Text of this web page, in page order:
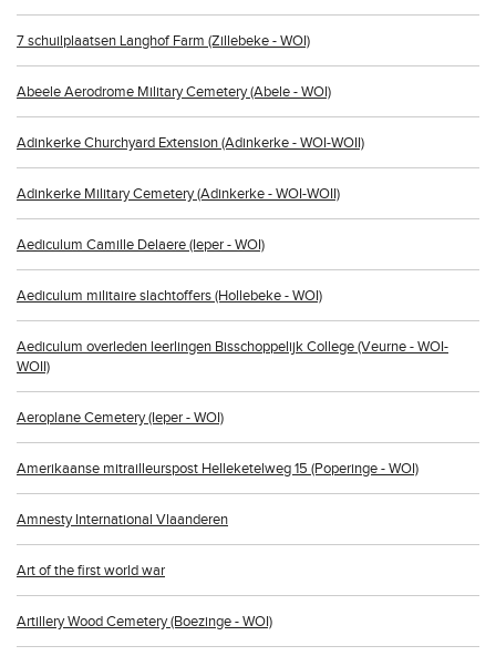
7 schuilplaatsen Langhof Farm (Zillebeke - WOI)
Abeele Aerodrome Military Cemetery (Abele - WOI)
Adinkerke Churchyard Extension (Adinkerke - WOI-WOII)
Adinkerke Military Cemetery (Adinkerke - WOI-WOII)
Aediculum Camille Delaere (Ieper - WOI)
Aediculum militaire slachtoffers (Hollebeke - WOI)
Aediculum overleden leerlingen Bisschoppelijk College (Veurne - WOI-
WOII)
Aeroplane Cemetery (Ieper - WOI)
Amerikaanse mitrailleurspost Helleketelweg 15 (Poperinge - WOI)
Amnesty International Vlaanderen
Art of the first world war
Artillery Wood Cemetery (Boezinge - WOI)